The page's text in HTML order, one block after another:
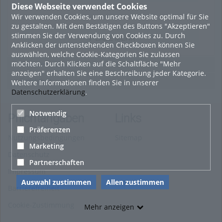
Diese Webseite verwendet Cookies
Wir verwenden Cookies, um unsere Website optimal für Sie
zu gestalten. Mit dem Bestätigen des Buttons "Akzeptieren"
stimmen Sie der Verwendung von Cookies zu. Durch
Anklicken der untenstehenden Checkboxen können Sie
auswählen, welche Cookie-Kategorien Sie zulassen
möchten. Durch Klicken auf die Schaltfläche "Mehr
anzeigen" erhalten Sie eine Beschreibung jeder Kategorie.
Weitere Informationen finden Sie in unserer
Datenschutzerklärung.
Notwendig
Präferenzen
Marketing
Partnerschaften
Auswahl zustimmen Allen zustimmen
Mehr anzeigen
LADE MEHR
Featured
Beliebtheit
Pflichtangaben
Impressum
Barrierefreiheit